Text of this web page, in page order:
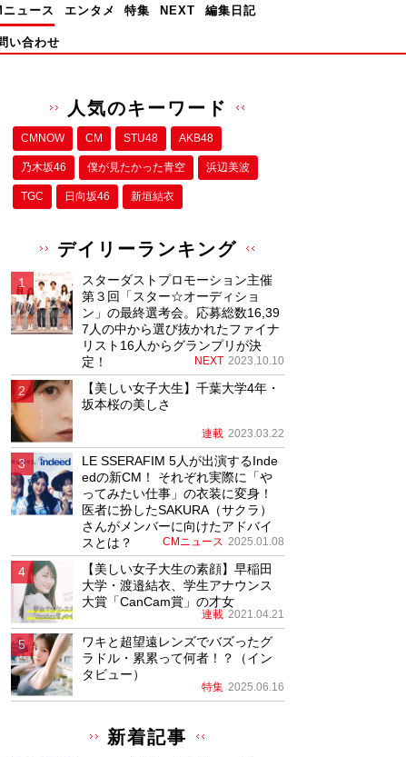
ニュース エンタメ 特集 NEXT 編集日記
い合わせ
人気のキーワード
CMNOW CM STU48 AKB48
乃木坂46 僕が⾒たかった⻘空 浜辺美波
TGC 日向坂46 新垣結衣
デイリーランキング
スターダストプロモーション主催
第３回「スター☆オーディショ
ン」の最終選考会。応募総数16,39
7人の中から選び抜かれたファイナ
リスト16人からグランプリが決
定！
NEXT 2023.10.10
【美しい女子大生】千葉大学4年・
坂本桜の美しさ
連載 2023.03.22
LE SSERAFIM 5人が出演するInde
edの新CM！ それぞれ実際に「や
ってみたい仕事」の衣装に変身！
医者に扮したSAKURA（サクラ）
さんがメンバーに向けたアドバイ
スとは？
CMニュース 2025.01.08
【美しい女子大生の素顔】早稲田
大学・渡邉結衣、学生アナウンス
大賞「CanCam賞」の才女
連載 2021.04.21
ワキと超望遠レンズでバズったグ
ラドル・累累って何者！？（イン
タビュー）
特集 2025.06.16
新着記事